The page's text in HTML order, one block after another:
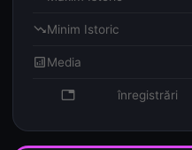
trending_downMinim Istoric
analyticsMedia
database înregistrări